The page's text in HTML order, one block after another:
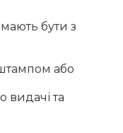
бути з
або
видачі та